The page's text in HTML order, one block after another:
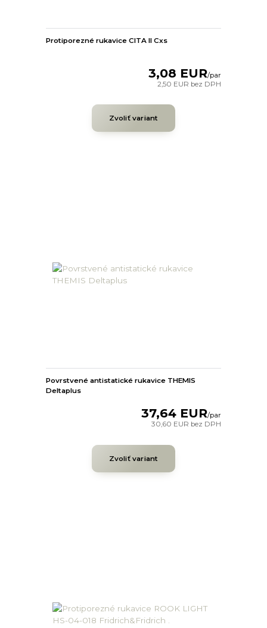
Protiporezné rukavice CITA II Cxs
3,08 EUR/par
2,50 EUR bez DPH
Zvoliť variant
Povrstvené antistatické rukavice THEMIS
Deltaplus
37,64 EUR/par
30,60 EUR bez DPH
Zvoliť variant